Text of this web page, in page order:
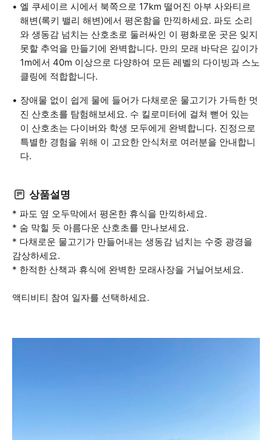
엘 쿠세이르 시에서 북쪽으로 17km 떨어진 아부 사와티르
해변(록키 밸리 해변)에서 평온함을 만끽하세요. 파도 소리
와 생동감 넘치는 산호초로 둘러싸인 이 평화로운 곳은 잊지
못할 추억을 만들기에 완벽합니다. 만의 모래 바닥은 깊이가
1m에서 40m 이상으로 다양하여 모든 레벨의 다이빙과 스노
클링에 적합합니다.
장애물 없이 쉽게 물에 들어가 다채로운 물고기가 가득한 멋
진 산호초를 탐험해보세요. 수 킬로미터에 걸쳐 뻗어 있는
이 산호초는 다이버와 학생 모두에게 완벽합니다. 진정으로
특별한 경험을 위해 이 고요한 안식처로 여러분을 안내합니
다.
상품설명
* 파도 옆 오두막에서 평온한 휴식을 만끽하세요.
* 숨 막힐 듯 아름다운 산호초를 만나보세요.
* 다채로운 물고기가 만들어내는 생동감 넘치는 수중 광경을
감상하세요.
* 한적한 산책과 휴식에 완벽한 모래사장을 거닐어보세요.
액티비티 참여 일자를 선택하세요.